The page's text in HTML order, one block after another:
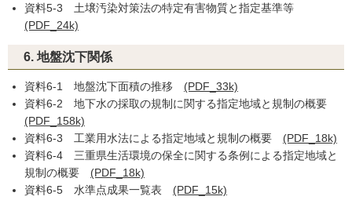
資料5-3 土壌汚染対策法の特定有害物質と指定基準等
(PDF_24k)
6. 地盤沈下関係
資料6-1 地盤沈下面積の推移 (PDF_33k)
資料6-2 地下水の採取の規制に関する指定地域と規制の概要
(PDF_158k)
資料6-3 工業用水法による指定地域と規制の概要 (PDF_18k)
資料6-4 三重県生活環境の保全に関する条例による指定地域と
規制の概要 (PDF_18k)
資料6-5 水準点成果一覧表 (PDF_15k)